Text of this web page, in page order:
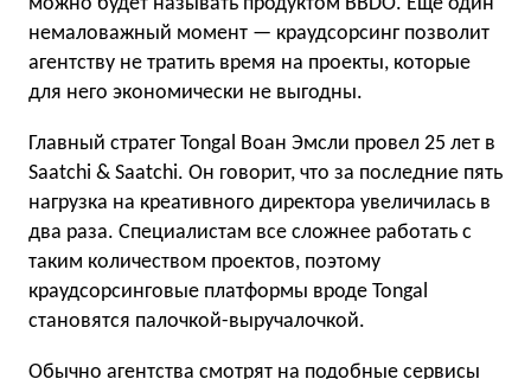
немаловажный момент — краудсорсинг позволит
агентству не тратить время на проекты, которые
для него экономически не выгодны.
Главный стратег Tongal Воан Эмсли провел 25 лет в
Saatchi & Saatchi. Он говорит, что за последние пять
нагрузка на креативного директора увеличилась в
два раза. Специалистам все сложнее работать с
таким количеством проектов, поэтому
краудсорсинговые платформы вроде Tongal
становятся палочкой-выручалочкой.
Обычно агентства смотрят на подобные сервисы